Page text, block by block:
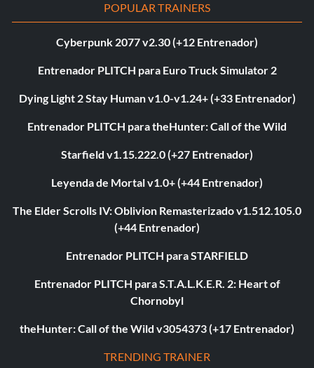
POPULAR TRAINERS
Cyberpunk 2077 v2.30 (+12 Entrenador)
Entrenador PLITCH para Euro Truck Simulator 2
Dying Light 2 Stay Human v1.0-v1.24+ (+33 Entrenador)
Entrenador PLITCH para theHunter: Call of the Wild
Starfield v1.15.222.0 (+27 Entrenador)
Leyenda de Mortal v1.0+ (+44 Entrenador)
The Elder Scrolls IV: Oblivion Remasterizado v1.512.105.0
(+44 Entrenador)
Entrenador PLITCH para STARFIELD
Entrenador PLITCH para S.T.A.L.K.E.R. 2: Heart of
Chornobyl
theHunter: Call of the Wild v3054373 (+17 Entrenador)
TRENDING TRAINER